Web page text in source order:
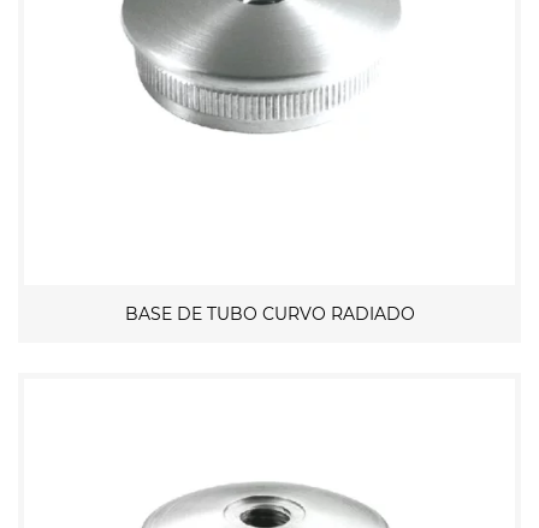
BASE DE TUBO CURVO RADIADO